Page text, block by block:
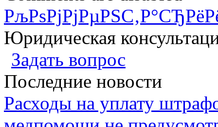
Юридическая
Задать вопрос
Последние новости
Расходы на уплату